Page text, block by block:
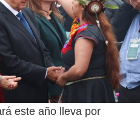
este año lleva por